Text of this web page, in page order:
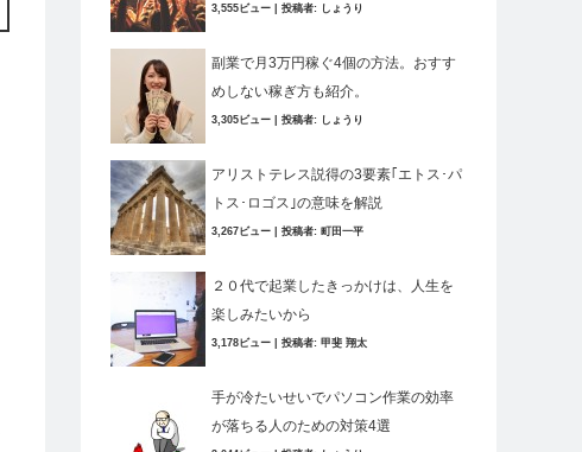
3,555ビュー 投稿者: しょうり
副業で月3万円稼ぐ4個の方法。おすす
めしない稼ぎ方も紹介。
3,305ビュー 投稿者: しょうり
アリストテレス説得の3要素｢エトス･パ
トス･ロゴス｣の意味を解説
3,267ビュー 投稿者: 町田一平
２０代で起業したきっかけは、人生を
楽しみたいから
3,178ビュー 投稿者: 甲斐 翔太
手が冷たいせいでパソコン作業の効率
が落ちる人のための対策4選